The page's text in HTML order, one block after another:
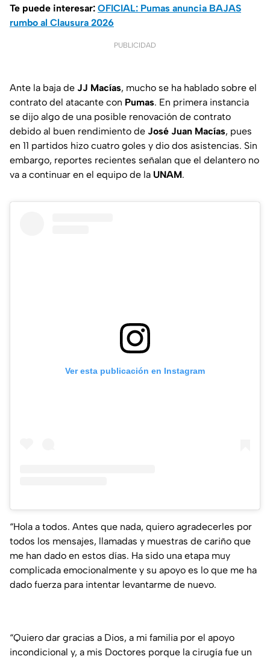
Te puede interesar: OFICIAL: Pumas anuncia BAJAS
rumbo al Clausura 2026
PUBLICIDAD
Ante la baja de JJ Macías, mucho se ha hablado sobre el
contrato del atacante con Pumas. En primera instancia
se dijo algo de una posible renovación de contrato
debido al buen rendimiento de José Juan Macías, pues
en 11 partidos hizo cuatro goles y dio dos asistencias. Sin
embargo, reportes recientes señalan que el delantero no
va a continuar en el equipo de la UNAM.
Ver esta publicación en Instagram
“Hola a todos. Antes que nada, quiero agradecerles por
todos los mensajes, llamadas y muestras de cariño que
me han dado en estos días. Ha sido una etapa muy
complicada emocionalmente y su apoyo es lo que me ha
dado fuerza para intentar levantarme de nuevo.
“Quiero dar gracias a Dios, a mi familia por el apoyo
incondicional y, a mis Doctores porque la cirugía fue un